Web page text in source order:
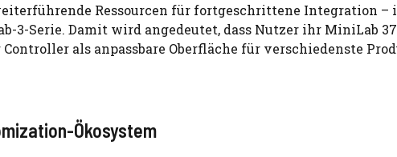
Ressourcen für fortgeschrittene Integration –
3-Serie. Damit wird angedeutet, dass Nutzer ihr MiniLab
als anpassbare Oberfläche für verschiedenste
Ökosystem